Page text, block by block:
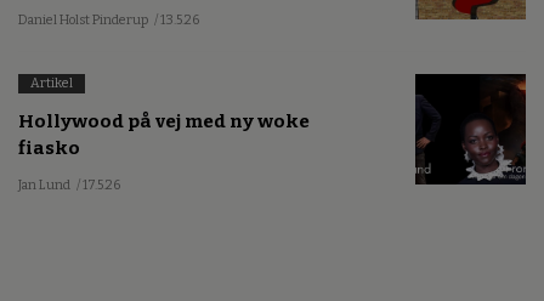
Daniel Holst Pinderup / 13.5.26
Artikel
Hollywood på vej med ny woke
fiasko
Jan Lund / 17.5.26